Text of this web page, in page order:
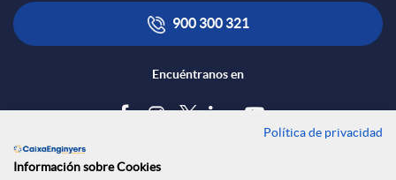
e
u
900 300 321
Encuéntranos en
Política de privacidad
Información sobre Cookies